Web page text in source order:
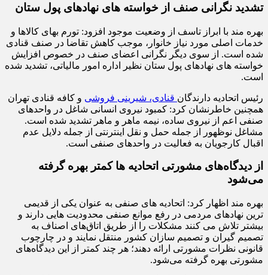
تشدید نگرانی صنف از خواسته های نهادهای پول ستان
بهره مند با ابراز تاسف از وضعیت موجود افزود: تورم بهای کالاها و
خدمات اصلی مورد نیاز خانوار، موجب کاهش تقاضا در صنف قنادی
شده است. از سوی دیگر نگرانی اعضای صنف در خصوص افزایش
خواسته های نهادهای پول ستان نظیر اداره امور مالیاتی، تشدید شده
است.
رئیس اتحادیه دارندگان قنادی، شیرینی فروشی و کافه قنادی تهران
همچنین خاطرنشان کرد: کمبود نیروی انسانی شاغل در واحدهای
صنفی اعم از نیروی ساده، نیمه ماهر و ماهر تشدید شده است.
مشاغل نوظهور از جمله حمل و نقل اینترنتی از جمله دلایل عدم
اقبال کارجویان به فعالیت در واحدهای صنفی است.
از دیدگاه‌های مشورتی اتحادیه ها کمتر بهره گرفته
می‌شود
ترین نهادهای مردمی در رفع موانع صنفی محدودیت هایی دارند و
بیشتر تلاش می کنند مشکلات را از طریق اتاق‌های اصناف به
تصمیم گیران و تصمیم سازان کشور منتقل نمایند و در چارچوب
قانونی نظرات مشورتی ارائه دهند؛ هر چند کمتر از این دیدگاه‌های
مشورتی بهره گرفته می‌شود.